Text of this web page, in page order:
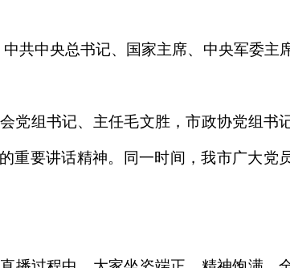
共中央总书记、国家主席、中央军委主
党组书记、主任毛文胜，市政协党组书
重要讲话精神。同一时间，我市广大党